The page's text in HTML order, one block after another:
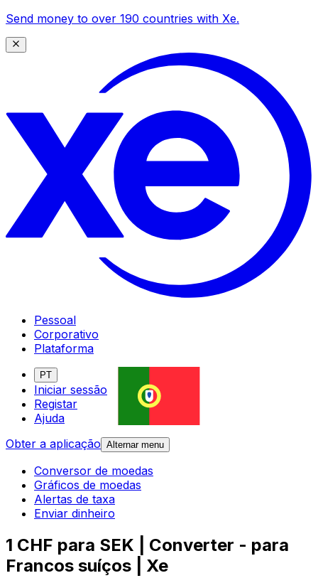
Send money to over 190 countries with Xe.
Pessoal
Corporativo
Plataforma
PT
Iniciar sessão
Registar
Ajuda
Obter a aplicação Alternar menu
Conversor de moedas
Gráficos de moedas
Alertas de taxa
Enviar dinheiro
1 CHF para SEK | Converter - para
Francos suíços | Xe